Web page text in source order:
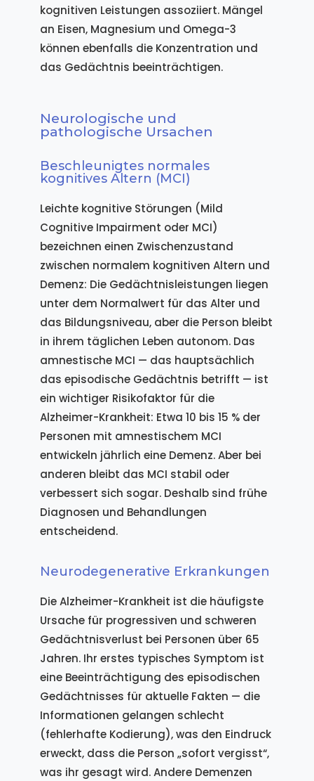
kognitiven Leistungen assoziiert. Mängel
an Eisen, Magnesium und Omega-3
können ebenfalls die Konzentration und
das Gedächtnis beeinträchtigen.
Neurologische und
pathologische Ursachen
Beschleunigtes normales
kognitives Altern (MCI)
Leichte kognitive Störungen (Mild
Cognitive Impairment oder MCI)
bezeichnen einen Zwischenzustand
zwischen normalem kognitiven Altern und
Demenz: Die Gedächtnisleistungen liegen
unter dem Normalwert für das Alter und
das Bildungsniveau, aber die Person bleibt
in ihrem täglichen Leben autonom. Das
amnestische MCI — das hauptsächlich
das episodische Gedächtnis betrifft — ist
ein wichtiger Risikofaktor für die
Alzheimer-Krankheit: Etwa 10 bis 15 % der
Personen mit amnestischem MCI
entwickeln jährlich eine Demenz. Aber bei
anderen bleibt das MCI stabil oder
verbessert sich sogar. Deshalb sind frühe
Diagnosen und Behandlungen
entscheidend.
Neurodegenerative Erkrankungen
Die Alzheimer-Krankheit ist die häufigste
Ursache für progressiven und schweren
Gedächtnisverlust bei Personen über 65
Jahren. Ihr erstes typisches Symptom ist
eine Beeinträchtigung des episodischen
Gedächtnisses für aktuelle Fakten — die
Informationen gelangen schlecht
(fehlerhafte Kodierung), was den Eindruck
erweckt, dass die Person „sofort vergisst“,
was ihr gesagt wird. Andere Demenzen